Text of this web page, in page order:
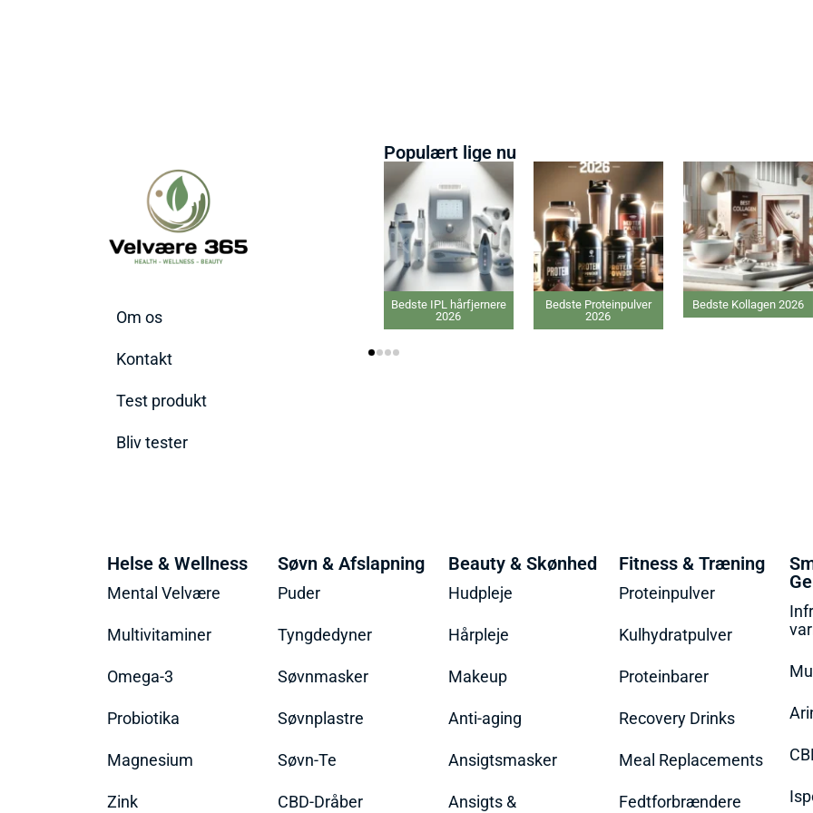
Om os
Kontakt
Test produkt
Bliv tester
Populært lige nu
Bedste IPL hårfjernere
2026
Bedste Proteinpulver
2026
Bedste Kollagen 2026
Helse & Wellness
Mental Velvære
Multivitaminer
Omega-3
Probiotika
Magnesium
Zink
Søvn & Afslapning
Puder
Tyngdedyner
Søvnmasker
Søvnplastre
Søvn-Te
CBD-Dråber
Beauty & Skønhed
Hudpleje
Hårpleje
Makeup
Anti-aging
Ansigtsmasker
Ansigts &
Fitness & Træning
Proteinpulver
Kulhydratpulver
Proteinbarer
Recovery Drinks
Meal Replacements
Fedtforbrændere